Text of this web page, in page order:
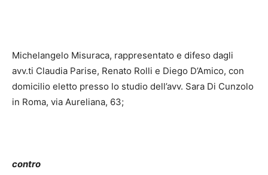
Michelangelo Misuraca, rappresentato e difeso dagli
avv.ti Claudia Parise, Renato Rolli e Diego D’Amico, con
domicilio eletto presso lo studio dell’avv. Sara Di Cunzolo
in Roma, via Aureliana, 63;
contro